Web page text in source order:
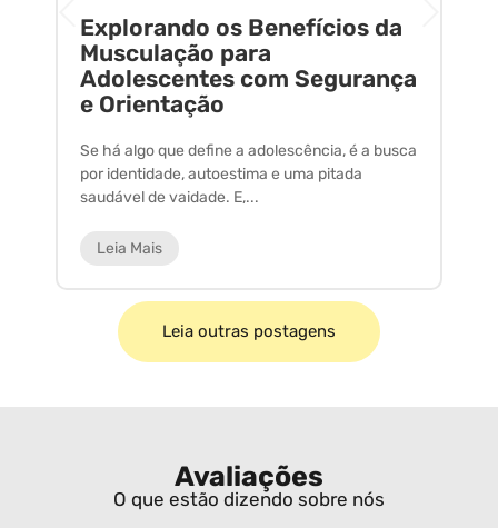
Explorando os Benefícios da
Musculação para
Adolescentes com Segurança
e Orientação
Se há algo que define a adolescência, é a busca
por identidade, autoestima e uma pitada
saudável de vaidade. E,...
Leia Mais
Leia outras postagens
Avaliações
O que estão dizendo sobre nós